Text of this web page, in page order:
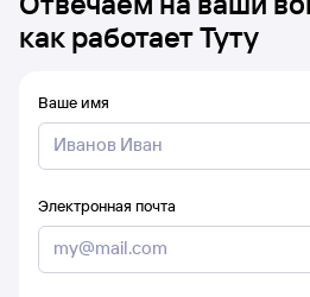
как работает Туту
Ваше имя
Электронная почта